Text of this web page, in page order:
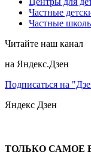
Частные
Частные
Читайте наш канал
на Яндекс.Дзен
Подписаться на
Яндекс Дзен
ТОЛЬКО САМОЕ